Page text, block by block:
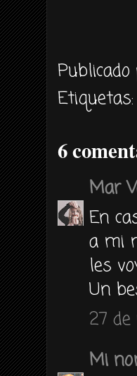
Publicado
Etiquetas:
6
Mar
En
a mi
les
Un
27
Mi